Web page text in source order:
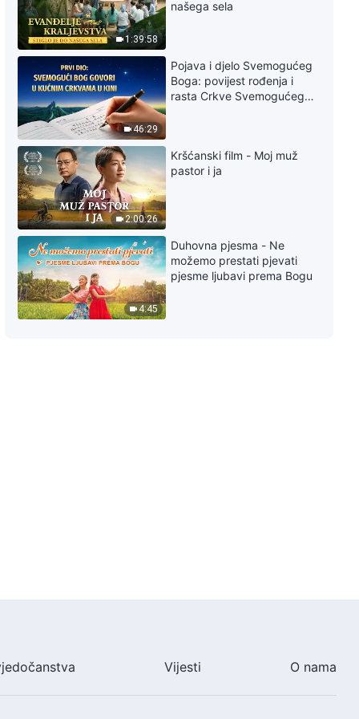
43:55
i djelatnika (23) – Treći odjeljak
30:47
Riječ Božja – Odgovornosti vođa
i djelatnika (23) – Četvrti odjeljak
28:13
Riječ Božja – Odgovornosti vođa
i djelatnika (23) – Peti odjeljak
1:39:58
našega sela
46:29
Pojava i djelo Svemogućeg
Boga: povijest rođenja i
rasta Crkve Svemogućeg
2:00:26
Kršćanski film - Moj muž
pastor i ja
4:45
Duhovna pjesma - Ne
možemo prestati pjevati
pjesme ljubavi prema Bogu
Vijesti O nama